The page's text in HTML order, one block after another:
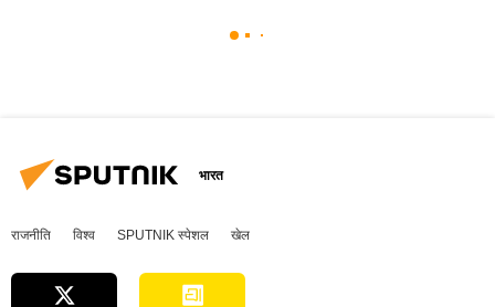
भारत
राजनीति विश्व SPUTNIK स्पेशल खेल